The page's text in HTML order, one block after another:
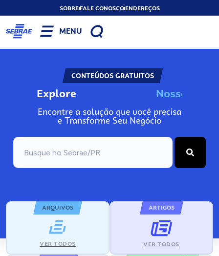
SOBREFALE CONOSCOENDEREÇOS
MENU
CONTEÚDOS GRATUITOS
Explore Nos
Encontre a solução que você precisa
e Transforme Seu Negócio
ARQUIVOS
VER TODOS
ARTIGOS
VER TODOS